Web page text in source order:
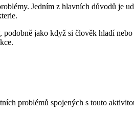
Jedním z hlavních důvodů je
jako když si člověk hladí
problémů spojených s touto